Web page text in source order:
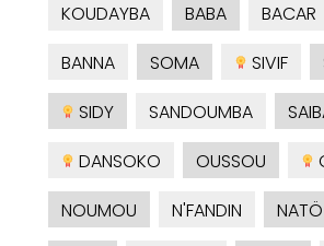
KOUDAYBA
BABA BACAR
BANNA
SOMA SIVIF
SIDY
SANDOUMBA
DANSOKO
OUSSOU
NOUMOU
N'FANDIN NATÖ